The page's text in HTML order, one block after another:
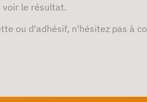
voir le résultat.
ou d'adhésif, n'hésitez pas à